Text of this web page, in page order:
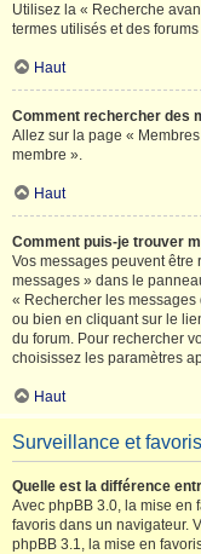
Utilisez la « Recherche
termes utilisés et des
Haut
Comment rechercher des
Allez sur la page «
membre ».
Haut
Comment puis-je trouver
Vos messages peuvent être
messages » dans le
« Rechercher les messages
ou bien en cliquant sur le
du forum. Pour rechercher
choisissez les paramètres
Haut
Surveillance et favoris
Quelle est la différence
Avec phpBB 3.0, la mise en
favoris dans un navigateur.
phpBB 3.1, la mise en